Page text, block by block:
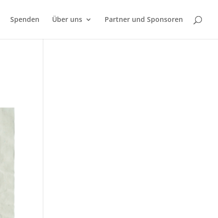
Spenden Über uns Partner und Sponsoren